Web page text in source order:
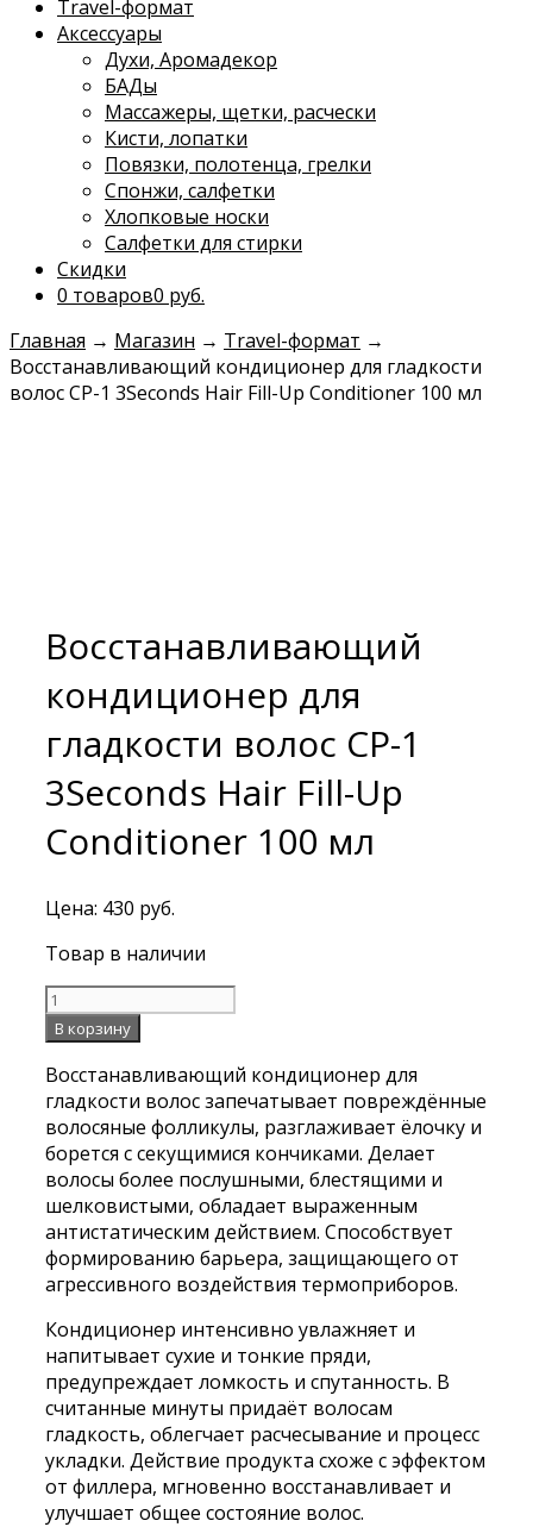
Travel-формат
Аксессуары
Духи, Аромадекор
БАДы
Массажеры, щетки, расчески
Кисти, лопатки
Повязки, полотенца, грелки
Спонжи, салфетки
Хлопковые носки
Салфетки для стирки
Скидки
0 товаров0 руб.
Главная → Магазин → Travel-формат →
Восстанавливающий кондиционер для гладкости
волос CP-1 3Seconds Hair Fill-Up Conditioner 100 мл
Восстанавливающий
кондиционер для
гладкости волос CP-1
3Seconds Hair Fill-Up
Conditioner 100 мл
Цена: 430 руб.
Товар в наличии
Количество
Восстанавливающий
кондиционер
для
гладкости
волос
CP-
1
3Seconds
Hair
Fill-
Up
100
мл
В корзину
Восстанавливающий кондиционер для
гладкости волос запечатывает повреждённые
волосяные фолликулы, разглаживает ёлочку и
борется с секущимися кончиками. Делает
волосы более послушными, блестящими и
шелковистыми, обладает выраженным
антистатическим действием. Способствует
формированию барьера, защищающего от
агрессивного воздействия термоприборов.
Кондиционер интенсивно увлажняет и
напитывает сухие и тонкие пряди,
предупреждает ломкость и спутанность. В
считанные минуты придаёт волосам
гладкость, облегчает расчесывание и процесс
укладки. Действие продукта схоже с эффектом
от филлера, мгновенно восстанавливает и
улучшает общее состояние волос.